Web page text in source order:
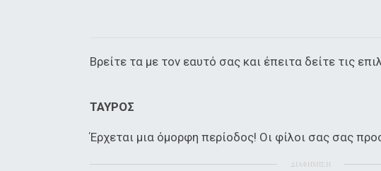
Βρείτε τα με τον εαυτό σας και έπειτα δείτε τις
ΤΑΥΡΟΣ
Έρχεται μια όμορφη περίοδος! Οι φίλοι σας σας
ΔΙΑΦΗΜΙΣΗ